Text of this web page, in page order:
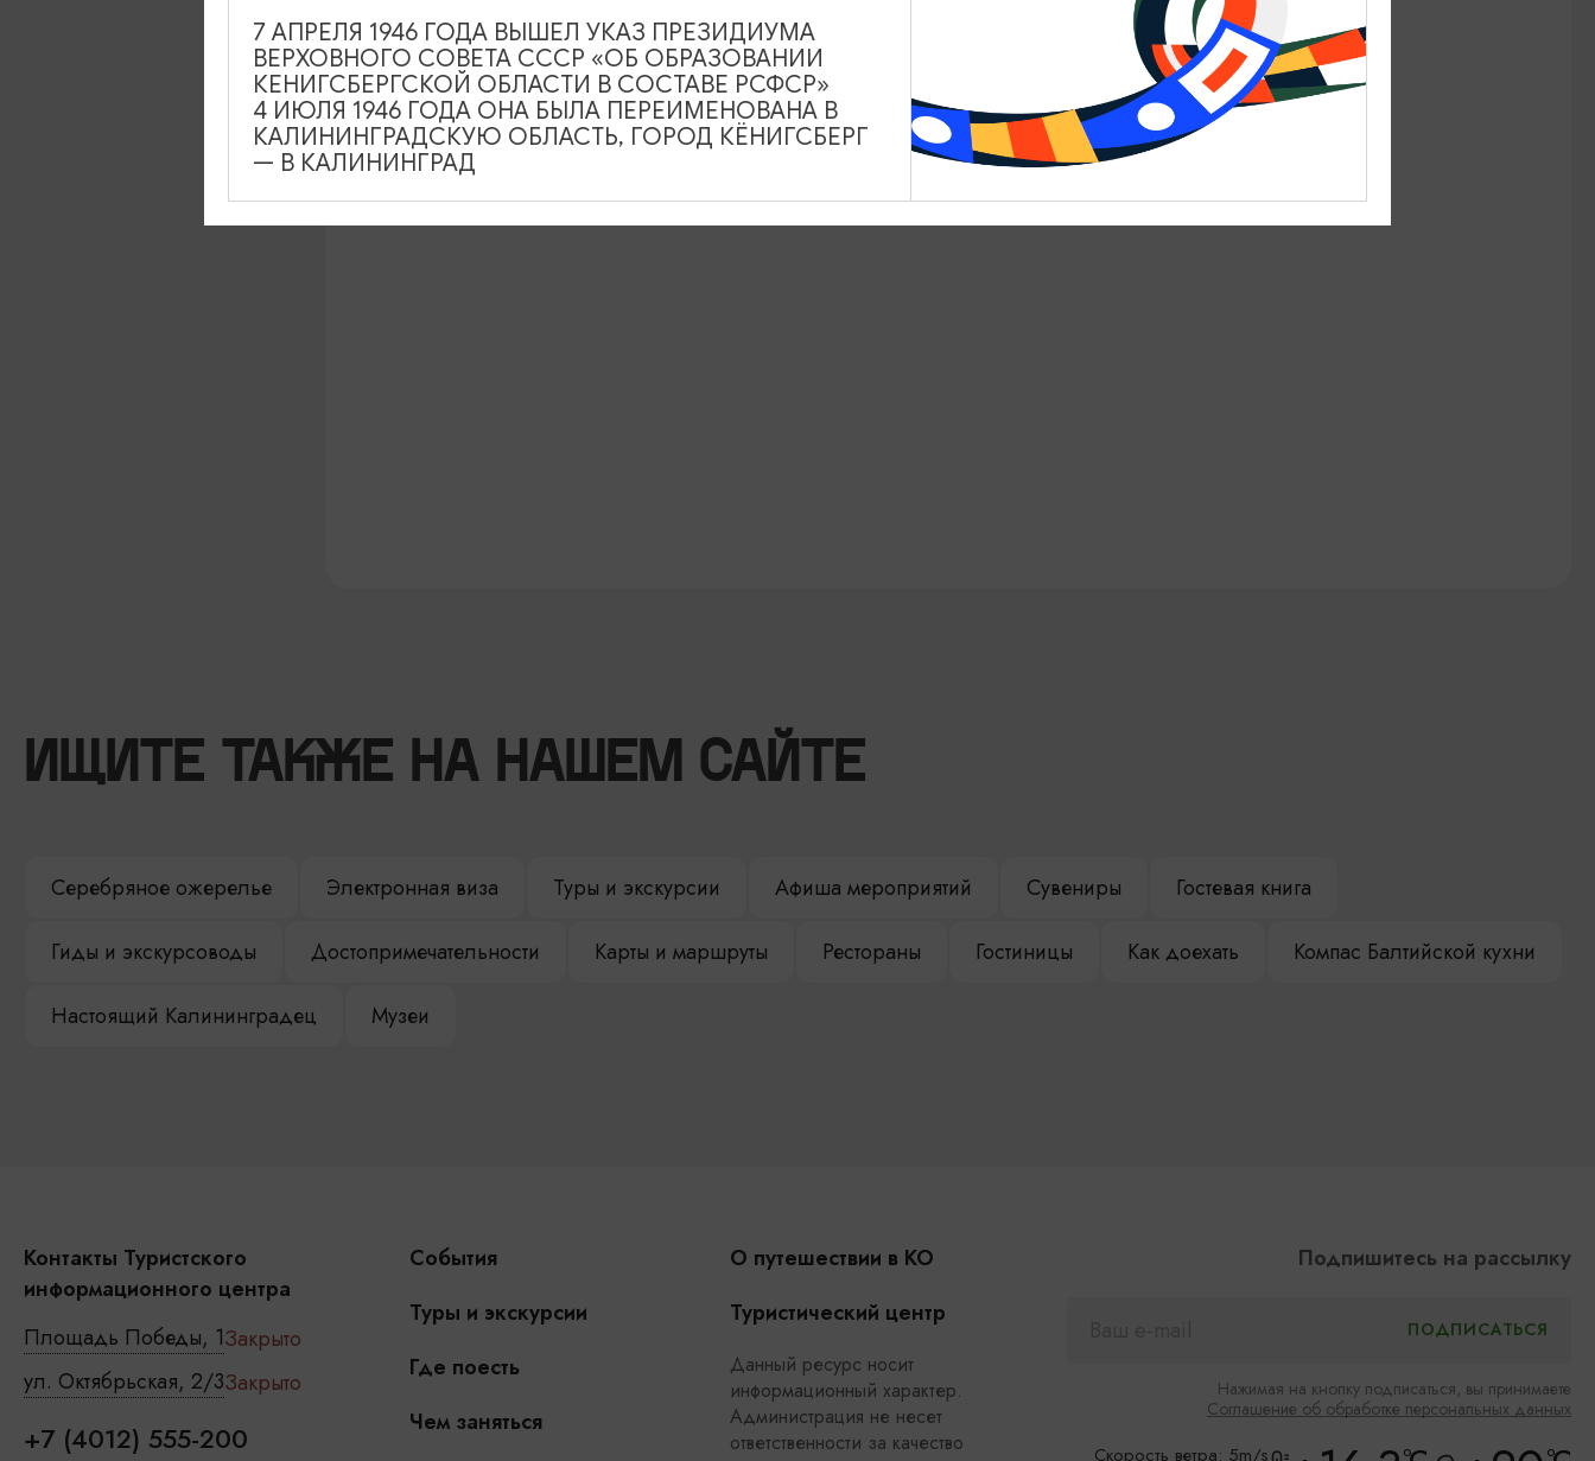
ИЩИТЕ ТАКЖЕ НА НАШЕМ САЙТЕ
Серебряное ожерелье Электронная виза Туры и экскурсии Афиша мероприятий Сувениры Гостевая книга
Гиды и экскурсоводы Достопримечательности Карты и маршруты Рестораны Гостиницы Как доехать Компас Балтийской кухни
Настоящий Калининградец Музеи
Контакты Туристского
информационного центра
Площадь Победы, 1Закрыто
ул. Октябрьская, 2/3Закрыто
+7 (4012) 555-200
События
Туры и экскурсии
Где поесть
Чем заняться
О путешествии в КО
Туристический центр
Данный ресурс носит
информационный характер.
Администрация не несет
ответственности за качество
Подпишитесь на рассылку
Нажимая на кнопку подписаться, вы принимаете
Соглашение об обработке персональных данных
Скорость ветра: 5m/s
7 АПРЕЛЯ 1946 ГОДА ВЫШЕЛ УКАЗ ПРЕЗИДИУМА
ВЕРХОВНОГО СОВЕТА СССР «ОБ ОБРАЗОВАНИИ
КЕНИГСБЕРГСКОЙ ОБЛАСТИ В СОСТАВЕ РСФСР»
4 ИЮЛЯ 1946 ГОДА ОНА БЫЛА ПЕРЕИМЕНОВАНА В
КАЛИНИНГРАДСКУЮ ОБЛАСТЬ, ГОРОД КЁНИГСБЕРГ
— В КАЛИНИНГРАД